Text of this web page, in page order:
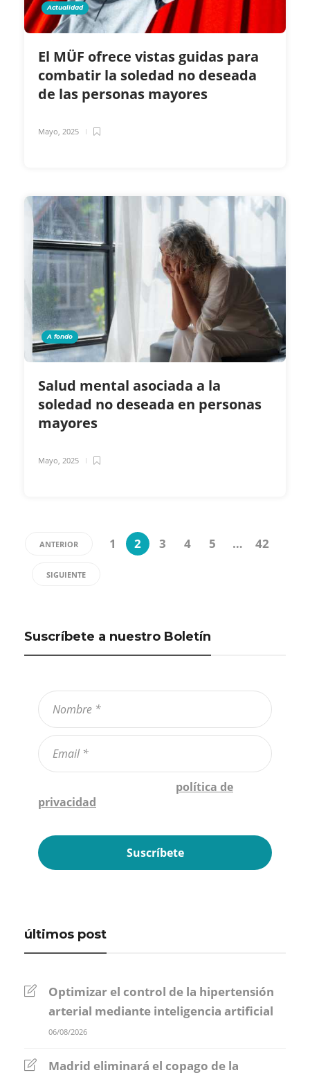
Actualidad
El MÜF ofrece vistas guidas para
combatir la soledad no deseada
de las personas mayores
Mayo, 2025
A fondo
Salud mental asociada a la
soledad no deseada en personas
mayores
Mayo, 2025
ANTERIOR 1 2 3 4 5 … 42
SIGUIENTE
Suscríbete a nuestro Boletín
política de
privacidad
últimos post
Optimizar el control de la hipertensión
arterial mediante inteligencia artificial
06/08/2026
Madrid eliminará el copago de la